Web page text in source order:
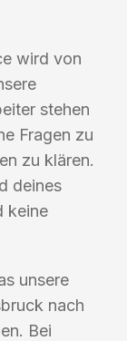
wird von
stehen
Fragen zu
zu klären.
deines
keine
unsere
nach
Bei